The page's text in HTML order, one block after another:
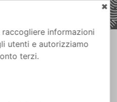
CASTEL TRAUTTMANSDORFF
✖
informazioni
utenti e autorizziamo
terzi.